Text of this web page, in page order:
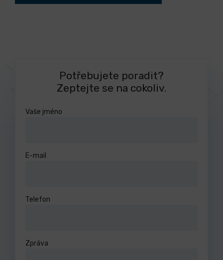
Potřebujete poradit?
Zeptejte se na cokoliv.
Vaše jméno
E-mail
Telefon
Zpráva